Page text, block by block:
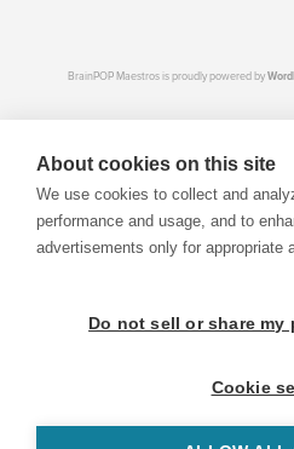
BrainPOP Maestros is proudly powered by
About cookies on this site
We use cookies to collect and
performance and usage, and to
advertisements only for appropriate
Do not sell or share
Cookie